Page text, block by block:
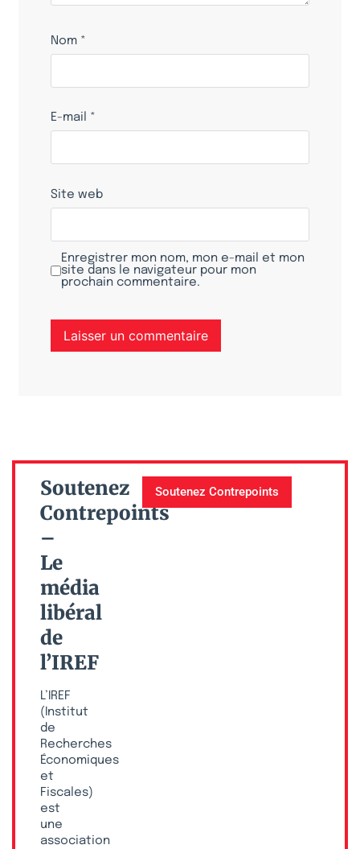
Nom *
E-mail *
Site web
Enregistrer mon nom, mon e-mail et mon
site dans le navigateur pour mon
prochain commentaire.
Soutenez
Contrepoints
–
Le
média
libéral
de
l’IREF
L’IREF
(Institut
de
Recherches
Économiques
et
Fiscales)
est
une
association
Soutenez Contrepoints